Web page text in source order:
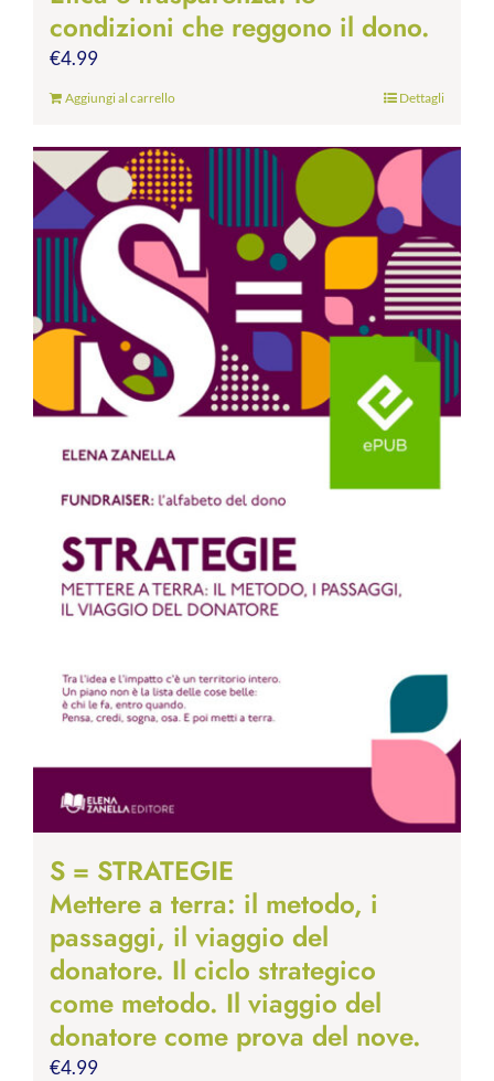
condizioni che reggono il dono.
€4.99
Aggiungi al carrello Dettagli
S = STRATEGIE
Mettere a terra: il metodo, i
passaggi, il viaggio del
donatore. Il ciclo strategico
come metodo. Il viaggio del
donatore come prova del nove.
€4.99